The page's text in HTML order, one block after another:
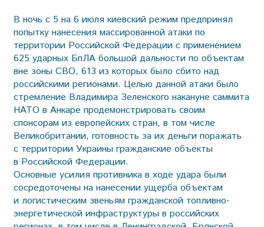
В ночь с 5 на 6 июля киевский режим предпринял
попытку нанесения массированной атаки по
территории Российской Федерации с применением
625 ударных БпЛА большой дальности по объектам
вне зоны СВО, 613 из которых было сбито над
российскими регионами. Целью данной атаки было
стремление Владимира Зеленского накануне саммита
НАТО в Анкаре продемонстрировать своим
спонсорам из европейских стран, в том числе
Великобритании, готовность за их деньги поражать
с территории Украины гражданские объекты
в Российской Федерации.
Основные усилия противника в ходе удара были
сосредоточены на нанесении ущерба объектам
и логистическим звеньям гражданской топливно-
энергетической инфраструктуры в российских